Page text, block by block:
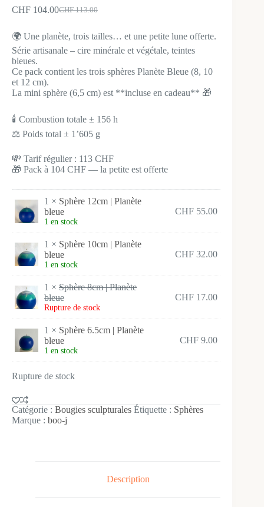
CHF113.00
Le
initial
était :
CHF 113.00.
CHF 104.00Le
actuel
est :
CHF 104.00.
🌍 Une planète, trois tailles… et une petite lune offerte.
Série artisanale – cire minérale et végétale, teintes
bleues.
Ce pack contient les trois sphères Planète Bleue (8, 10
et 12 cm).
La mini sphère (6,5 cm) est **incluse en cadeau** 🎁
🕯️ Combustion totale ± 156 h
⚖️ Poids total ± 1’605 g
💸 Tarif régulier : 113 CHF
🎁 Pack à 104 CHF — la petite est offerte
1 × Sphère 12cm | Planète
bleue
1 en stock
CHF 55.00
1 × Sphère 10cm | Planète
bleue
1 en stock
CHF 32.00
1 × Sphère 8cm | Planète
bleue
Rupture de stock
CHF 17.00
1 × Sphère 6.5cm | Planète
bleue
1 en stock
CHF 9.00
Rupture de stock
Catégorie : Bougies sculpturales Étiquette : Sphères
Marque : boo-j
Description